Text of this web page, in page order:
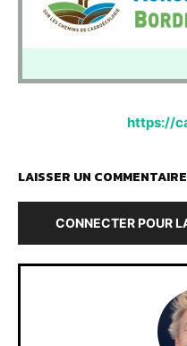
https://
LAISSER UN COMMENTAIRE
CONNECTER POUR